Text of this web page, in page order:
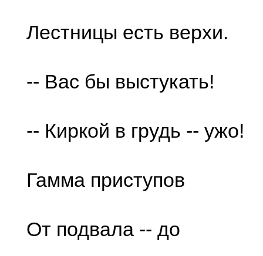
Лестницы есть верхи.
-- Вас бы выстукать!
-- Киркой в грудь -- ужо!
Гамма приступов
От подвала -- до